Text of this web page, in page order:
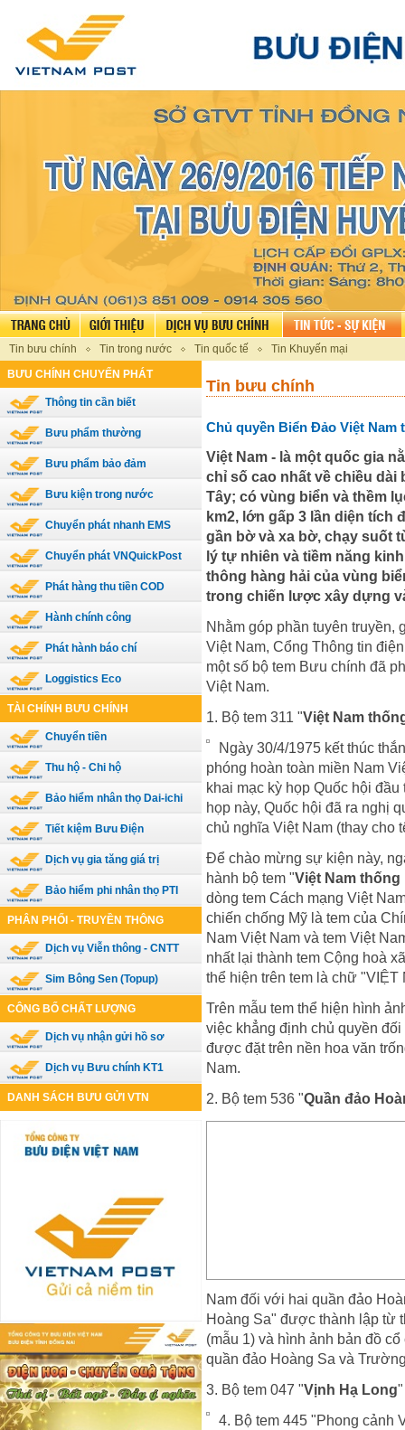
Tin bưu chính Tin trong nước Tin quốc tế
Tin Khuyến mại
BƯU CHÍNH CHUYỂN PHÁT
Thông tin cần biết
Bưu phẩm thường
Bưu phẩm bảo đảm
Bưu kiện trong nước
Chuyển phát nhanh EMS
Chuyển phát VNQuickPost
Phát hàng thu tiền COD
Hành chính công
Phát hành báo chí
Loggistics Eco
TÀI CHÍNH BƯU CHÍNH
Chuyển tiền
Thu hộ - Chi hộ
Bảo hiểm nhân thọ Dai-ichi
Tiết kiệm Bưu Điện
Dịch vụ gia tăng giá trị
Bảo hiểm phi nhân thọ PTI
PHÂN PHỐI - TRUYỀN THÔNG
Dịch vụ Viễn thông - CNTT
Sim Bông Sen (Topup)
CÔNG BỐ CHẤT LƯỢNG
Dịch vụ nhận gửi hồ sơ
Dịch vụ Bưu chính KT1
DANH SÁCH BƯU GỬI VTN
Tin bưu chính
Chủ quyền Biển Đảo Việt Nam
Việt Nam - là một quốc gia
chỉ số cao nhất về chiều
Tây; có vùng biển và thềm
km2, lớn gấp 3 lần diện tích
gần bờ và xa bờ, chạy suốt
lý tự nhiên và tiềm năng
thông hàng hải của vùng
trong chiến lược xây dựng
Nhằm góp phần tuyên truyền,
Việt Nam, Cổng Thông tin
một số bộ tem Bưu chính đã
Việt Nam.
1. Bộ tem 311 "Việt Nam
Ngày 30/4/1975 kết thúc
phóng hoàn toàn miền Nam
khai mạc kỳ họp Quốc hội
họp này, Quốc hội đã ra nghị
chủ nghĩa Việt Nam (thay cho
Để chào mừng sự kiện này,
hành bộ tem "Việt Nam thống
dòng tem Cách mạng Việt
chiến chống Mỹ là tem của
Nam Việt Nam và tem Việt
nhất lại thành tem Cộng hoà
thể hiện trên tem là chữ "VIỆT
Trên mẫu tem thể hiện hình
việc khẳng định chủ quyền
được đặt trên nền hoa văn
Nam.
2. Bộ tem 536 "Quần đảo
Nam đối với hai quần đảo
Hoàng Sa" được thành lập từ
(mẫu 1) và hình ảnh bản đồ
quần đảo Hoàng Sa và
3. Bộ tem 047 "Vịnh Hạ Long
4. Bộ tem 445 "Phong cảnh